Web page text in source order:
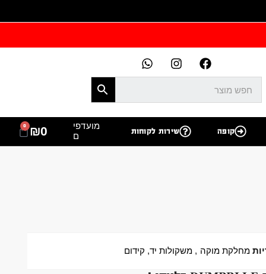
קופה שירות לקוחות
מועדפי
ם
₪0
0
מחלקת מוקה , משקולות יד, קידום